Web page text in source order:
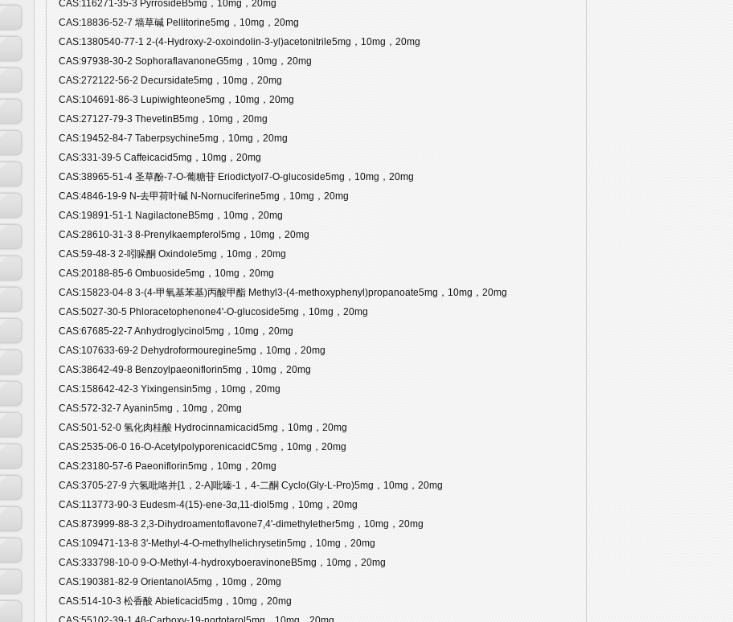
CAS:116271-35-3 PyrrosideB5mg，10mg，20mg
CAS:18836-52-7 墙草碱 Pellitorine5mg，10mg，20mg
CAS:1380540-77-1 2-(4-Hydroxy-2-oxoindolin-3-yl)acetonitrile5mg，10mg，20mg
CAS:97938-30-2 SophoraflavanoneG5mg，10mg，20mg
CAS:272122-56-2 Decursidate5mg，10mg，20mg
CAS:104691-86-3 Lupiwighteone5mg，10mg，20mg
CAS:27127-79-3 ThevetinB5mg，10mg，20mg
CAS:19452-84-7 Taberpsychine5mg，10mg，20mg
CAS:331-39-5 Caffeicacid5mg，10mg，20mg
CAS:38965-51-4 圣草酚-7-O-葡糖苷 Eriodictyol7-O-glucoside5mg，10mg，20mg
CAS:4846-19-9 N-去甲荷叶碱 N-Nornuciferine5mg，10mg，20mg
CAS:19891-51-1 NagilactoneB5mg，10mg，20mg
CAS:28610-31-3 8-Prenylkaempferol5mg，10mg，20mg
CAS:59-48-3 2-吲哚酮 Oxindole5mg，10mg，20mg
CAS:20188-85-6 Ombuoside5mg，10mg，20mg
CAS:15823-04-8 3-(4-甲氧基苯基)丙酸甲酯 Methyl3-(4-methoxyphenyl)propanoate5mg，10mg，20mg
CAS:5027-30-5 Phloracetophenone4'-O-glucoside5mg，10mg，20mg
CAS:67685-22-7 Anhydroglycinol5mg，10mg，20mg
CAS:107633-69-2 Dehydroformouregine5mg，10mg，20mg
CAS:38642-49-8 Benzoylpaeoniflorin5mg，10mg，20mg
CAS:158642-42-3 Yixingensin5mg，10mg，20mg
CAS:572-32-7 Ayanin5mg，10mg，20mg
CAS:501-52-0 氢化肉桂酸 Hydrocinnamicacid5mg，10mg，20mg
CAS:2535-06-0 16-O-AcetylpolyporenicacidC5mg，10mg，20mg
CAS:23180-57-6 Paeoniflorin5mg，10mg，20mg
CAS:3705-27-9 六氢吡咯并[1，2-A]吡嗪-1，4-二酮 Cyclo(Gly-L-Pro)5mg，10mg，20mg
CAS:113773-90-3 Eudesm-4(15)-ene-3α,11-diol5mg，10mg，20mg
CAS:873999-88-3 2,3-Dihydroamentoflavone7,4'-dimethylether5mg，10mg，20mg
CAS:109471-13-8 3'-Methyl-4-O-methylhelichrysetin5mg，10mg，20mg
CAS:333798-10-0 9-O-Methyl-4-hydroxyboeravinoneB5mg，10mg，20mg
CAS:190381-82-9 OrientanolA5mg，10mg，20mg
CAS:514-10-3 松香酸 Abieticacid5mg，10mg，20mg